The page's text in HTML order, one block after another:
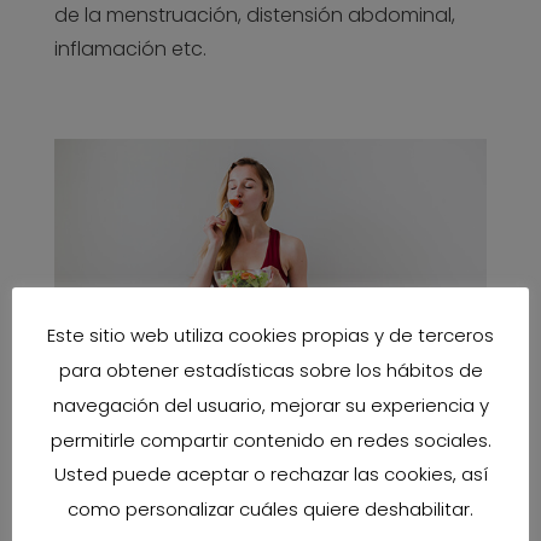
de la menstruación, distensión abdominal,
inflamación etc.
En cuanto a la actividad física, es muy
importante saber que en el inicio de esta
Este sitio web utiliza cookies propias y de terceros
para obtener estadísticas sobre los hábitos de
navegación del usuario, mejorar su experiencia y
permitirle compartir contenido en redes sociales.
Usted puede aceptar o rechazar las cookies, así
como personalizar cuáles quiere deshabilitar.